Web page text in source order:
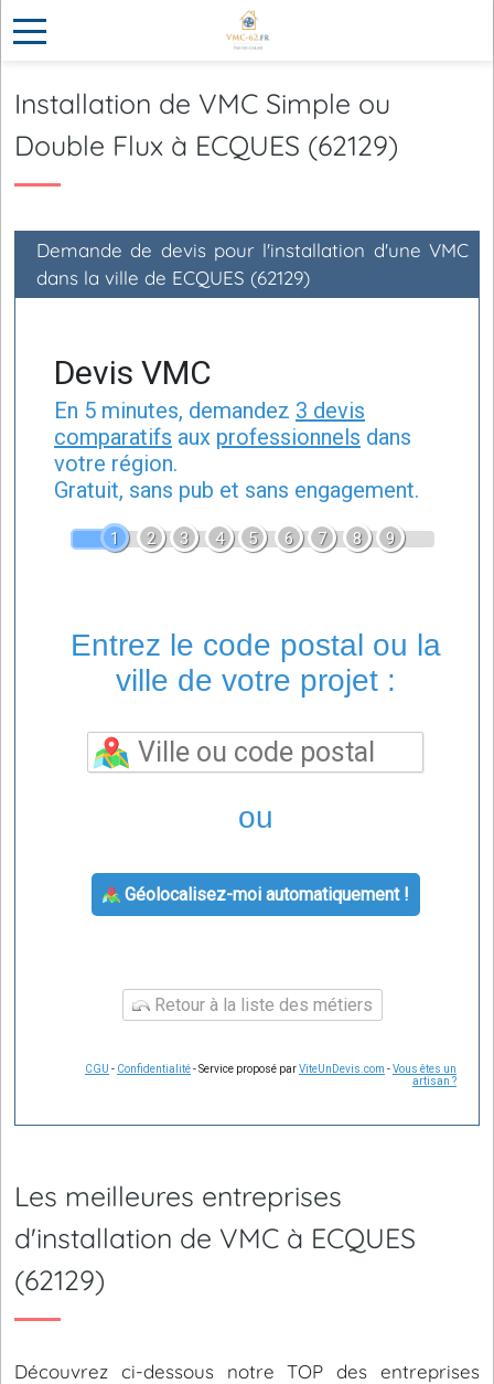
Installation de VMC Simple ou
Double Flux à ECQUES (62129)
Demande de devis pour l'installation d'une VMC
dans la ville de ECQUES (62129)
Devis VMC
En 5 minutes, demandez 3 devis
comparatifs aux professionnels dans
votre région.
Gratuit, sans pub et sans engagement.
1 2 3 4 5 6 7 8 9
Entrez le code postal ou la
ville de votre projet :
ou
Géolocalisez-moi automatiquement !
Retour à la liste des métiers
CGU - Confidentialité- Service proposé parViteUnDevis.com -Vous êtes un
artisan ?
Les meilleures entreprises
d'installation de VMC à ECQUES
(62129)
Découvrez ci-dessous notre TOP des entreprises